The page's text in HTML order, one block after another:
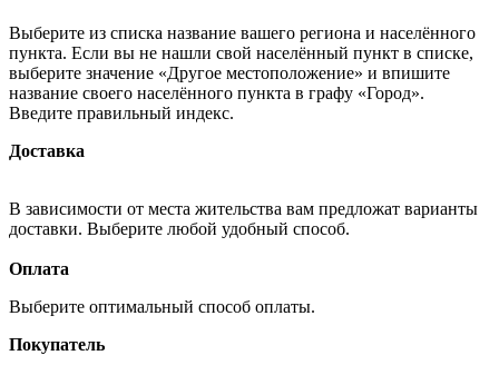
Выберите из списка название вашего региона и населённого
пункта. Если вы не нашли свой населённый пункт в списке,
выберите значение «Другое местоположение» и впишите
название своего населённого пункта в графу «Город».
Введите правильный индекс.
Доставка
В зависимости от места жительства вам предложат варианты
доставки. Выберите любой удобный способ.
Оплата
Выберите оптимальный способ оплаты.
Покупатель